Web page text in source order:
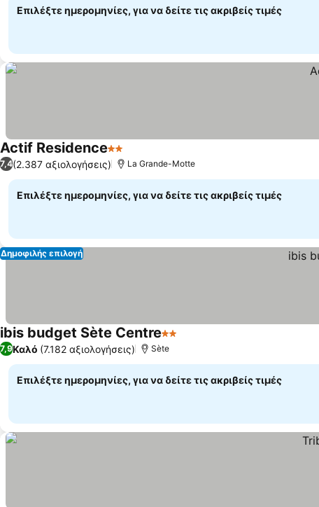
Επιλέξτε ημερομηνίες, για να δείτε τις ακριβείς τιμές
Actif Residence2 Αστέρια
7,4(2.387 αξιολογήσεις) La Grande-Motte
Επιλέξτε ημερομηνίες, για να δείτε τις ακριβείς τιμές
Δημοφιλής επιλογή
ibis budget Sète Centre2 Αστέρια
7,9Καλό (7.182 αξιολογήσεις) Sète
Επιλέξτε ημερομηνίες, για να δείτε τις ακριβείς τιμές